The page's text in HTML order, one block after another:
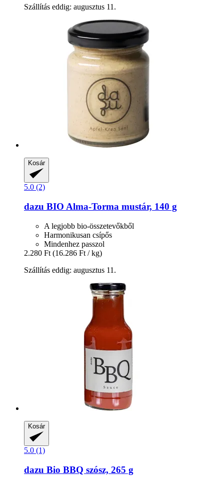
Szállítás eddig: augusztus 11.
Kosár
5.0 (2)
dazu BIO Alma-​Torma mustár, 140 g
A legjobb bio-összetevőkből
Harmonikusan csípős
Mindenhez passzol
2.280 Ft (16.286 Ft / kg)
Szállítás eddig: augusztus 11.
Kosár
5.0 (1)
dazu Bio BBQ szósz, 265 g